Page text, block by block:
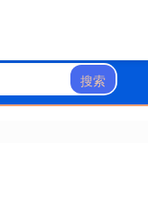
搜索